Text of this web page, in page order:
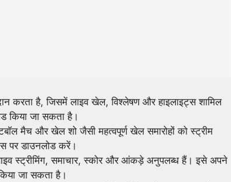
करता है, जिसमें लाइव खेल, विश्लेषण और हाइलाइट्स शामिल
किया जा सकता है।
मैच और खेल शो जैसी महत्वपूर्ण खेल समारोहों को स्ट्रीम
पर डाउनलोड करें।
स्ट्रीमिंग, समाचार, स्कोर और आंकड़े अनुपलब्ध हैं। इसे अपने
जा सकता है।